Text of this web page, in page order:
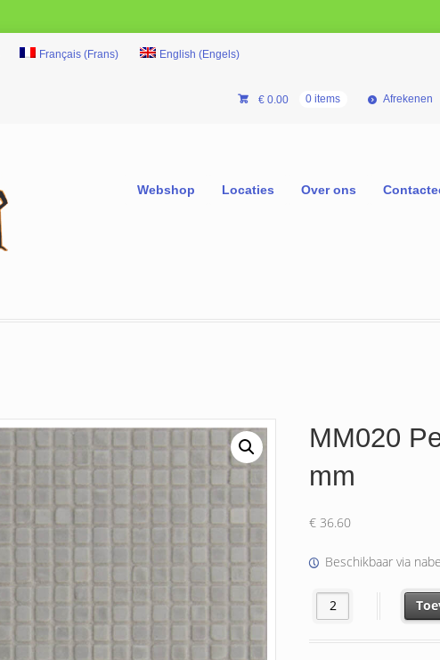
Français (Frans) English (Engels)
€0.00 0 items Afrekenen
Webshop Locaties Over ons
MM020
mm
€36.60
Beschikbaar via
MM020 Perla : 6x6x4